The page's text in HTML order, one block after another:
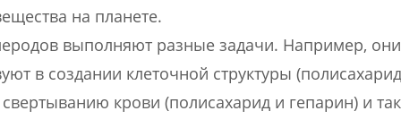
на планете.
выполняют разные задачи. Например, они
в создании клеточной структуры
крови (полисахарид и гепарин) и